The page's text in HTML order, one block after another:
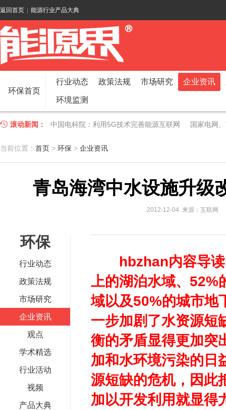
返回首页 能源行业产品大典
环保首页
行业动态 政策法规 市场研究 企业资讯
环境监测
滚动新闻： 中国电科院：利用5G技术完善能源互联网 国家电网
江苏车牛山岛智能微电网验收投运
因储能而智慧，为储能而创新——第五届国际储能峰会
低温冷凝技术助力大气污染防治，打造清洁型绿色工业
碧桂园打造新能源汽车小镇 构筑电动汽车生态圈 新
何仲辉:让高质量成为水电发展的新旗帜
当前位置： 首页 > 环保 > 企业资讯
青岛海湾中水设施升级
2012-12-04 来源：互联网
环保
行业动态
政策法规
市场研究
企业资讯
观点
学术精选
行业活动
视频
产品大典
hbzhan内容导
上的湖泊水域、52%
域以及50%的城市地
一步加剧了水资源短
衡的矛盾显得更加突
加和水环境污染的日
源短缺的危机，因此
加以开发利用就显得